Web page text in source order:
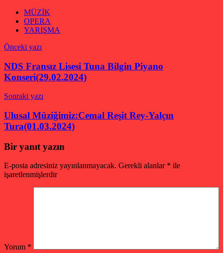
MÜZİK
OPERA
YARIŞMA
Yazı
gezinmesi
Önceki yazı
NDS Fransız Lisesi Tuna Bilgin Piyano
Konseri(29.02.2024)
Sonraki yazı
Ulusal Müziğimiz:Cemal Reşit Rey-Yalçın
Tura(01.03.2024)
Bir yanıt yazın
E-posta adresiniz yayınlanmayacak. Gerekli alanlar * ile
işaretlenmişlerdir
Yorum *